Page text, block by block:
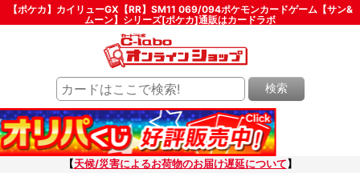
【ポケカ】カイリューGX【RR】SM11 069/094ポケモンカードゲーム【サン&
ムーン】シリーズ[ポケカ]通販はカードラボ
検索
【天候/災害によるお荷物のお届け遅延について 】